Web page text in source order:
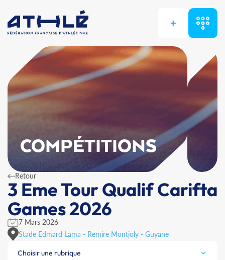
+
COMPÉTITIONS
Retour
3 Eme Tour Qualif Carifta
Games 2026
7 Mars 2026
Stade Edmard Lama - Remire Montjoly - Guyane
Choisir une rubrique